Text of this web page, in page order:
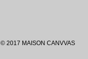
© 2017 MAISON CANVVAS